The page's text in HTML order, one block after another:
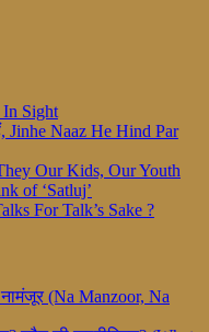
In Sight
Jinhe Naaz He Hind Par
Our Kids, Our Youth
of ‘Satluj’
For Talk’s Sake ?
(Na Manzoor, Na